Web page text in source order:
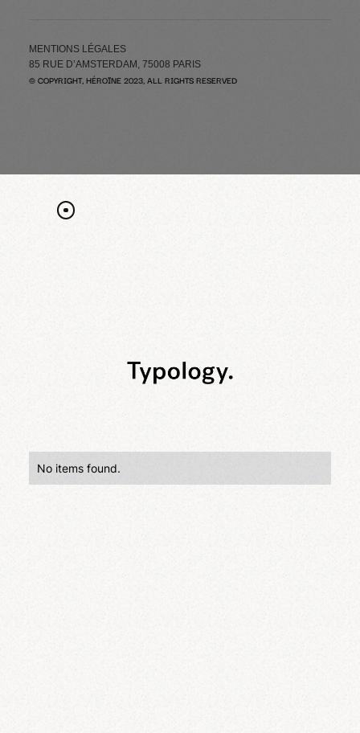
No items found.
MENTIONS LÉGALES
85 RUE D’AMSTERDAM, 75008 PARIS
© COPYRIGHT, HÉROÏNE 2023, ALL RIGHTS RESERVED